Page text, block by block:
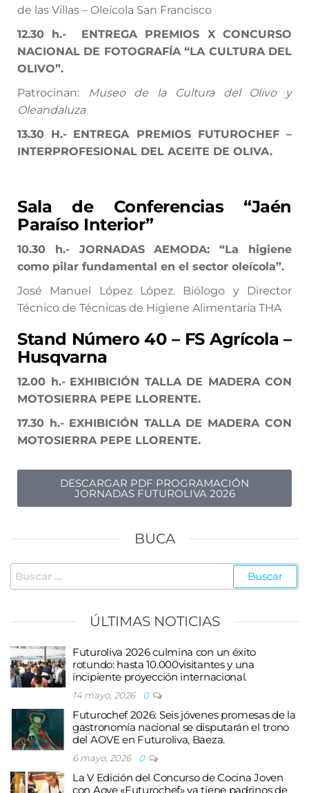
de las Villas – Oleícola San Francisco
12.30 h.-
ENTREGA PREMIOS X CONCURSO
NACIONAL DE FOTOGRAFÍA “LA CULTURA DEL
OLIVO”.
Patrocinan:
Museo de la Cultura del Olivo y
Oleandaluza
13.30 H.- ENTREGA PREMIOS FUTUROCHEF –
INTERPROFESIONAL DEL ACEITE DE OLIVA.
Sala de Conferencias “Jaén
Paraíso Interior”
10.30 h.- JORNADAS AEMODA:“La higiene
como pilar fundamental en el sector oleícola”.
José Manuel López López. Biólogo y Director
Técnico de Técnicas de Higiene Alimentaria THA
Stand Número 40 – FS Agrícola –
Husqvarna
12.00 h.- EXHIBICIÓN TALLA DE MADERA CON
MOTOSIERRA PEPE LLORENTE.
17.30 h.- EXHIBICIÓN TALLA DE MADERA CON
MOTOSIERRA PEPE LLORENTE.
DESCARGAR PDF PROGRAMACIÓN
JORNADAS FUTUROLIVA 2026
BUCA
ÚLTIMAS NOTICIAS
Futuroliva 2026 culmina con un éxito
rotundo: hasta 10.000visitantes y una
incipiente proyección internacional.
14 mayo, 2026 0
Futurochef 2026: Seis jóvenes promesas de la
gastronomía nacional se disputarán el trono
del AOVE en Futuroliva, Baeza.
6 mayo, 2026 0
La V Edición del Concurso de Cocina Joven
con Aove «Futurochef» ya tiene padrinos de